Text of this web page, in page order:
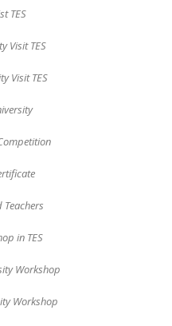
TES
Visit TES
Visit TES
in TES
Workshop
Workshop